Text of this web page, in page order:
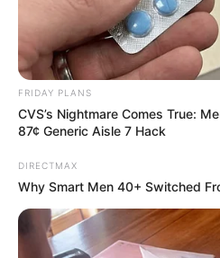
Why this ordinary drink is
best every day
FRIDAY PLANS
CVS’s Nightmare Comes True:
87¢ Generic Aisle 7 Hack
DIRECTMAX
Why Smart Men 40+ Switched